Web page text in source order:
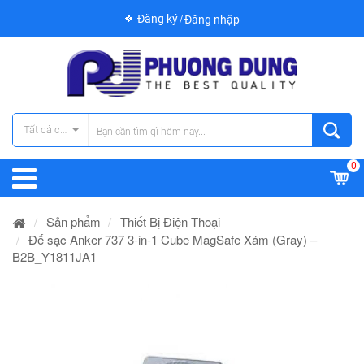
Đăng ký Đăng nhập
Tất cả các danh mục
0
Sản phẩm
Thiết Bị Điện Thoại
Đế sạc Anker 737 3-in-1 Cube MagSafe Xám (Gray) –
B2B_Y1811JA1